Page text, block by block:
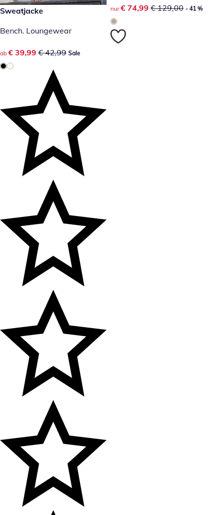
reduzierter Preis € 39,99, vorheriger Preis: € 42,99
Sale
Sweatjacke
Bench. Loungewear
reduzierter Preis € 39,99, vorheriger Preis: € 42,99
ab € 39,99 € 42,99 Sale
reduzierter Preis € 74,99,
nur € 74,99 € 129,00 - 41 %